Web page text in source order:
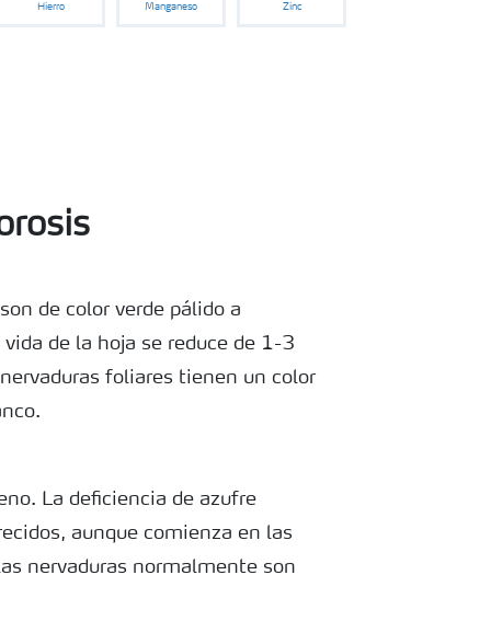
Hierro Manganeso Zinc
de color verde pálido a
de la hoja se reduce de 1-3
foliares tienen un color
La deficiencia de azufre
aunque comienza en las
nervaduras normalmente son